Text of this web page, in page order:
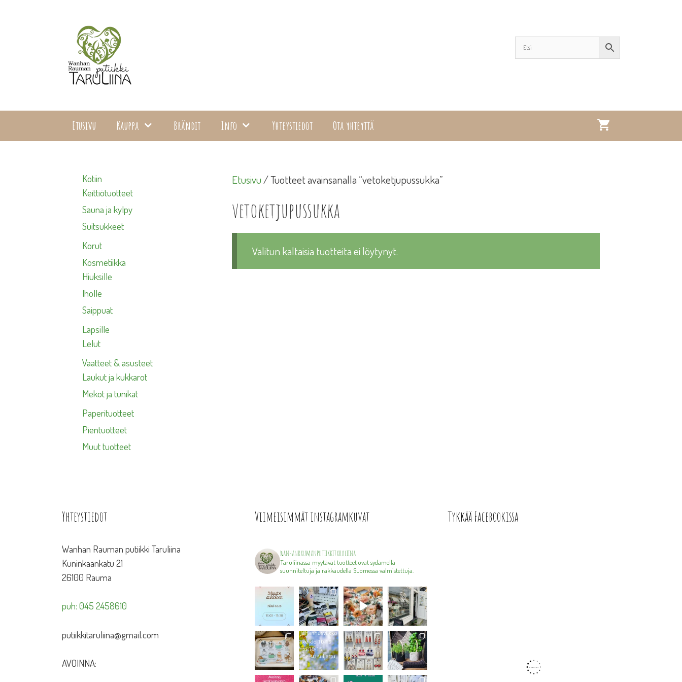
Etusivu Kauppa Brändit Info Yhteystiedot Ota yhteyttä
Etusivu/ Tuotteet avainsanalla “vetoketjupussukka”
vetoketjupussukka
Valitun kaltaisia tuotteita ei löytynyt.
Kotiin
Keittiötuotteet
Sauna ja kylpy
Suitsukkeet
Korut
Kosmetiikka
Hiuksille
Iholle
Saippuat
Lapsille
Lelut
Vaatteet & asusteet
Laukut ja kukkarot
Mekot ja tunikat
Paperituotteet
Pientuotteet
Muut tuotteet
Yhteystiedot
Wanhan Rauman putiikki Taruliina
Kuninkaankatu 21
26100 Rauma
puh: 045 2458610
putiikkitaruliina@gmail.com
AVOINNA:
Viimeisimmät instagramkuvat
wanhanraumanputiikkitaruliina
Taruliinassa myytävät tuotteet ovat sydämellä
suunniteltuja ja rakkaudella Suomessa valmistettuja.
Tykkää Facebookissa